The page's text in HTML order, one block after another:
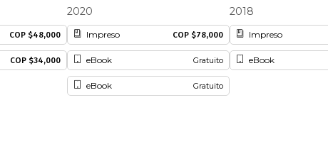
COP $48,000
COP $34,000
2020
Impreso COP $78,000
eBook Gratuito
eBook Gratuito
2018
eBook
Impreso